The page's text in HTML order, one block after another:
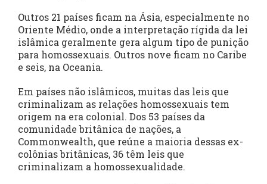
Outros 21 países ficam na Ásia, especialmente no
Oriente Médio, onde a interpretação rígida da lei
islâmica geralmente gera algum tipo de punição
para homossexuais. Outros nove ficam no Caribe
e seis, na Oceania.
Em países não islâmicos, muitas das leis que
criminalizam as relações homossexuais tem
origem na era colonial. Dos 53 países da
comunidade britânica de nações, a
Commonwealth, que reúne a maioria dessas ex-
colônias britânicas, 36 têm leis que
criminalizam a homossexualidade.